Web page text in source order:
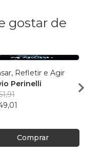
gostar de
Refletir e Agir
Perinelli
Comprar